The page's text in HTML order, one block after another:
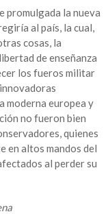
promulgada la nueva
al país, la cual,
cosas, la
de enseñanza
los fueros militar
moderna europea y
no fueron bien
quienes
en altos mandos del
al perder su